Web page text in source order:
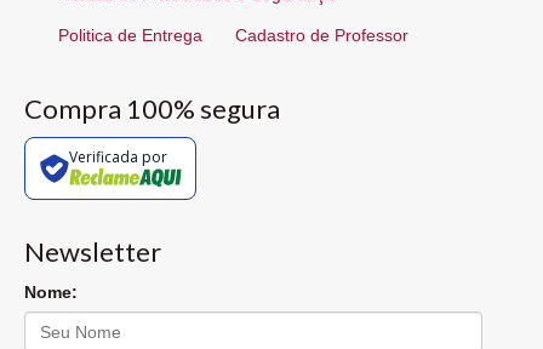
Politica de Entrega Cadastro de Professor
Compra 100% segura
Verificada por
Newsletter
Nome: